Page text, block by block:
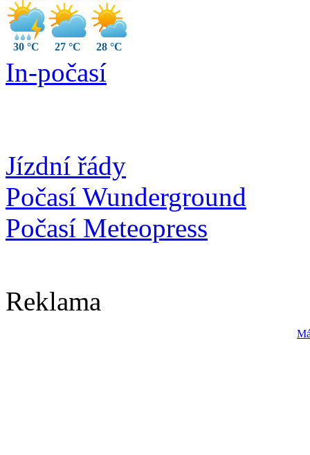
30 °C 27 °C 28 °C
In-počasí
Jízdní řády
Počasí Wunderground
Počasí Meteopress
Reklama